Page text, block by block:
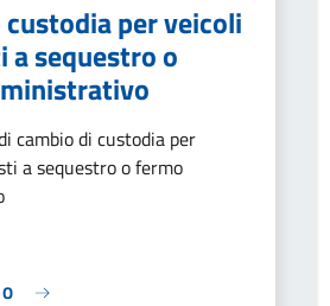
custodia per veicoli
sequestro o
cambio di custodia per
a sequestro o fermo